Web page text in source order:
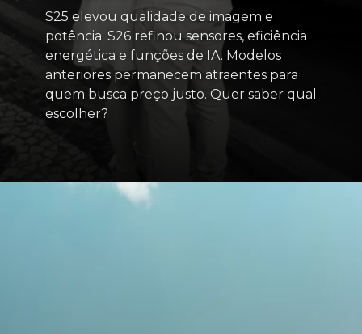
S25 elevou qualidade de imagem e
potência; S26 refinou sensores, eficiência
energética e funções de IA. Modelos
anteriores permanecem atraentes para
quem busca preço justo. Quer saber qual
escolher?